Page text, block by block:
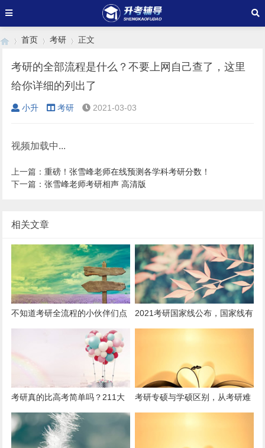
›
首页
›
考研
›
正文
考研的全部流程是什么？不要上网自己查了，这里
给你详细的列出了
小升 考研 2021-03-03
视频加载中...
上一篇：重磅！张雪峰老师在线预测各学科考研分数！
下一篇：张雪峰老师考研相声 高清版
相关文章
不知道考研全流程的小伙伴们点
进来看看，全是干货，真的有用
2021考研国家线公布，国家线有
考研真的比高考简单吗？211大
四学姐跟你好好唠一唠考研这件
事！
考研专硕与学硕区别，从考研难